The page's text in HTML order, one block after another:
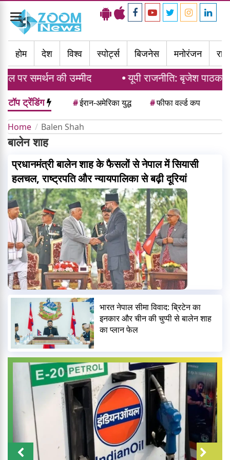
Toggle
navigation
होम
देश विश्व स्पोर्ट्स बिजनेस मनोरंजन
पर समर्थन की उम्मीद यूपी राजनीति: बृजेश पाठक
टॉप ट्रेंडिंग #ईरान-अमेरिका युद्ध #फीफा वर्ल्ड कप
Home Balen Shah
बालेन शाह
प्रधानमंत्री बालेन शाह के फैसलों से नेपाल में सियासी
हलचल, राष्ट्रपति और न्यायपालिका से बढ़ी दूरियां
भारत नेपाल सीमा विवाद: ब्रिटेन का
इनकार और चीन की चुप्पी से बालेन शाह
का प्लान फेल